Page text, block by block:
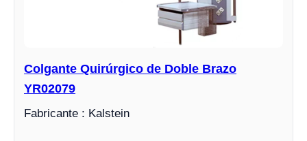
Colgante Quirúrgico de Doble Brazo
YR02079
Fabricante : Kalstein